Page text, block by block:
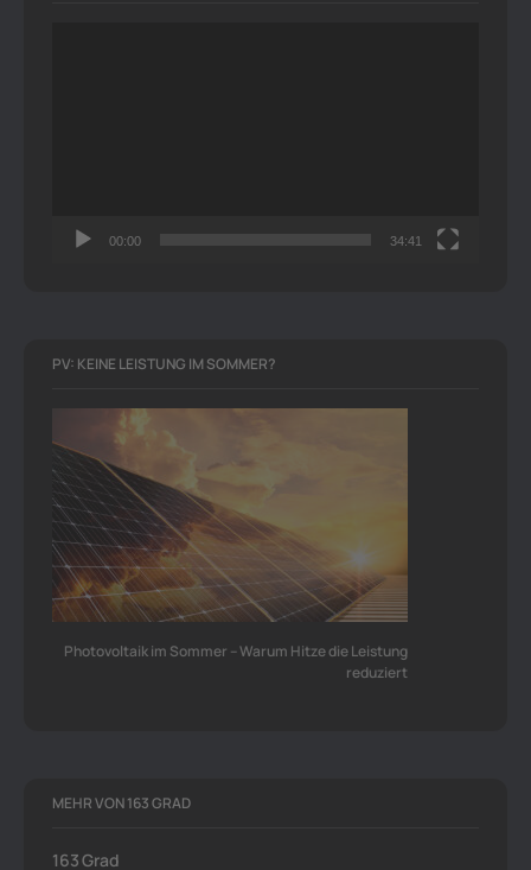
00:00 34:41
PV: KEINE LEISTUNG IM SOMMER?
Photovoltaik im Sommer – Warum Hitze die Leistung
reduziert
MEHR VON 163 GRAD
163 Grad